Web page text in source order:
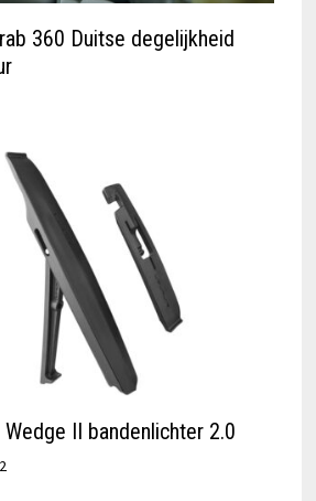
360 Duitse degelijkheid
II bandenlichter 2.0